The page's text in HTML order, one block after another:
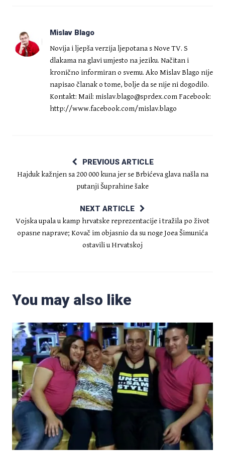
Mislav Blago
Novija i ljepša verzija ljepotana s Nove TV. S
dlakama na glavi umjesto na jeziku. Načitan i
kronično informiran o svemu. Ako Mislav Blago nije
napisao članak o tome, bolje da se nije ni dogodilo.
Kontakt: Mail: mislav.blago@sprdex.com Facebook:
http://www.facebook.com/mislav.blago
PREVIOUS ARTICLE
Hajduk kažnjen sa 200 000 kuna jer se Brbićeva glava našla na
putanji Šuprahine šake
NEXT ARTICLE
Vojska upala u kamp hrvatske reprezentacije i tražila po život
opasne naprave; Kovač im objasnio da su noge Joea Šimunića
ostavili u Hrvatskoj
You may also like